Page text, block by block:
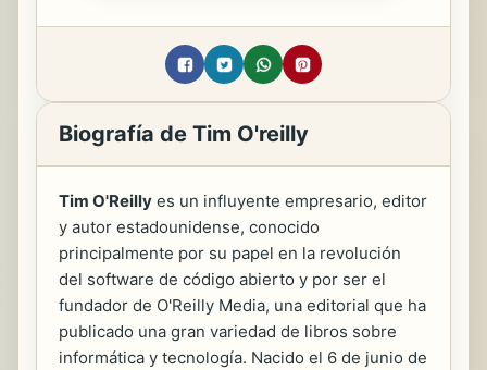
Biografía de Tim O'reilly
Tim O'Reilly es un influyente empresario, editor
y autor estadounidense, conocido
principalmente por su papel en la revolución
del software de código abierto y por ser el
fundador de O'Reilly Media, una editorial que ha
publicado una gran variedad de libros sobre
informática y tecnología. Nacido el 6 de junio de